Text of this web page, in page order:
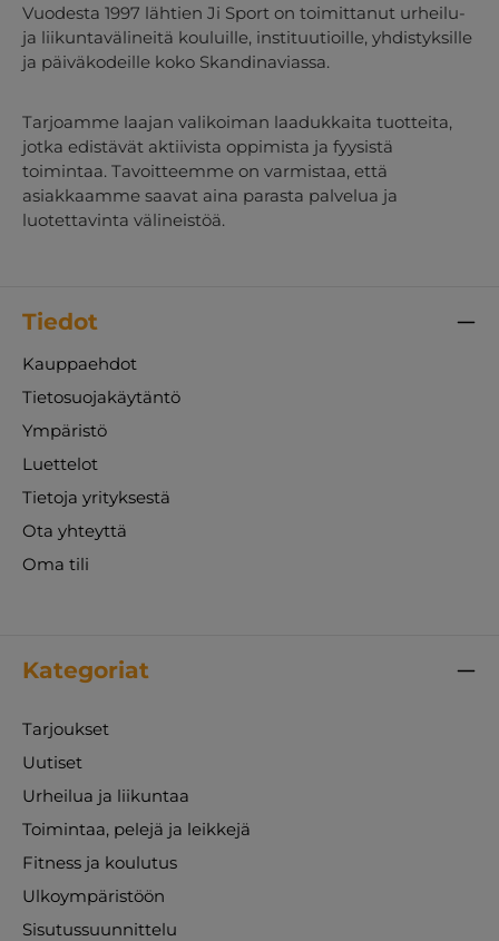
käyttää eri ympäristöissä – sisällä ja ulkona
Kestävä ja varhaiskasvatukseen soveltuva –
valmis päivittäiseen käyttöön Täydellinen
valinta, kun haluat tarjota lapsille aktiivista,
pyörähdyksiä ja motorista hyötyä joka
kierroksella. Huom! Toimitukseen lisätään
erillinen rahtimaksu.
Vuodesta 1997 lähtien Ji Sport on toimittanut urheilu-
ja liikuntavälineitä kouluille, instituutioille, yhdistyksille
ja päiväkodeille koko Skandinaviassa.
Tarjoamme laajan valikoiman laadukkaita tuotteita,
jotka edistävät aktiivista oppimista ja fyysistä
toimintaa. Tavoitteemme on varmistaa, että
asiakkaamme saavat aina parasta palvelua ja
luotettavinta välineistöä.
Tiedot
Kauppaehdot
Tietosuojakäytäntö
Ympäristö
Luettelot
Tietoja yrityksestä
Ota yhteyttä
Oma tili
Kategoriat
Tarjoukset
Uutiset
Urheilua ja liikuntaa
Toimintaa, pelejä ja leikkejä
Fitness ja koulutus
Ulkoympäristöön
Sisutussuunnittelu